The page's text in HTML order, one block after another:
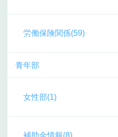
労働保険関係(59)
青年部
女性部(1)